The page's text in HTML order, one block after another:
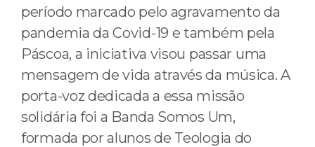
período marcado pelo agravamento da
pandemia da Covid-19 e também pela
Páscoa, a iniciativa visou passar uma
mensagem de vida através da música. A
porta-voz dedicada a essa missão
solidária foi a Banda Somos Um,
formada por alunos de Teologia do